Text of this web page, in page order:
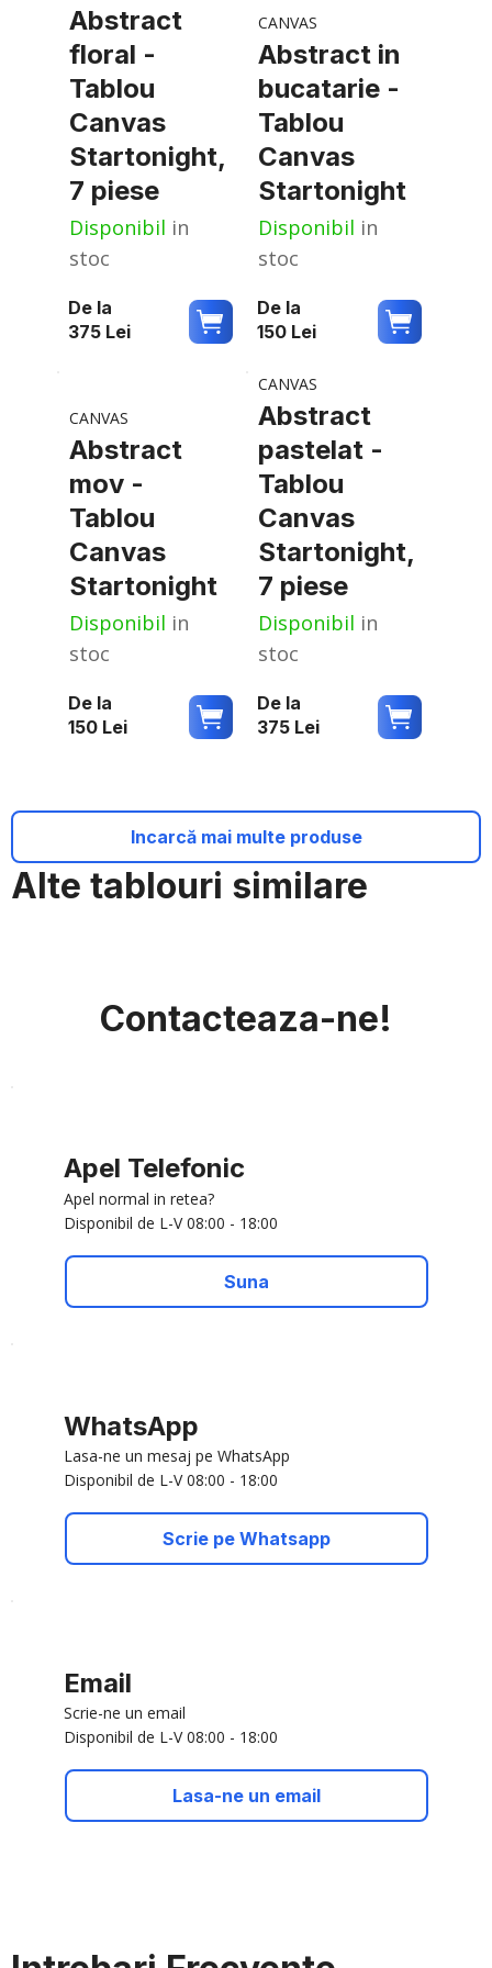
Alte tablouri similare
Abstract
floral -
Tablou
Canvas
Startonight,
7 piese
Disponibil in
stoc
De la
375 Lei
CANVAS
Abstract in
bucatarie -
Tablou
Canvas
Startonight
Disponibil in
stoc
De la
150 Lei
CANVAS
Abstract
mov -
Tablou
Canvas
Startonight
Disponibil in
stoc
De la
150 Lei
CANVAS
Abstract
pastelat -
Tablou
Canvas
Startonight,
7 piese
Disponibil in
stoc
De la
375 Lei
Incarcă mai multe produse
Contacteaza-ne!
Apel Telefonic
Apel normal in retea?
Disponibil de L-V 08:00 - 18:00
Suna
WhatsApp
Lasa-ne un mesaj pe WhatsApp
Disponibil de L-V 08:00 - 18:00
Scrie pe Whatsapp
Email
Scrie-ne un email
Disponibil de L-V 08:00 - 18:00
Lasa-ne un email